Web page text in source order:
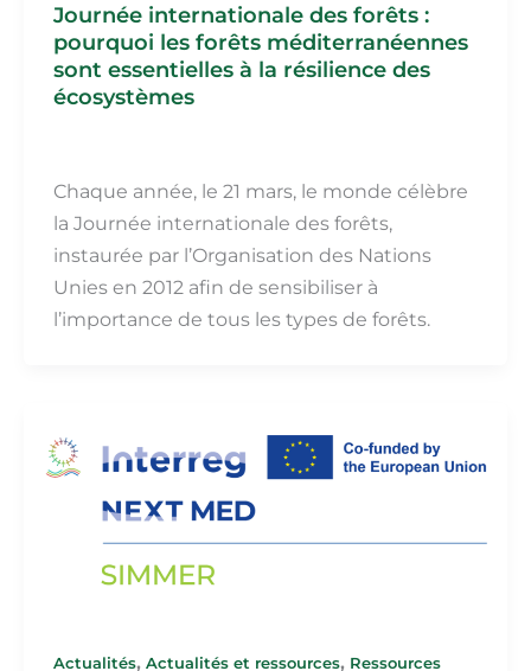
Journée internationale des forêts :
pourquoi les forêts méditerranéennes
sont essentielles à la résilience des
écosystèmes
Chaque année, le 21 mars, le monde célèbre
la Journée internationale des forêts,
instaurée par l’Organisation des Nations
Unies en 2012 afin de sensibiliser à
l’importance de tous les types de forêts.
Actualités, Actualités et ressources, Ressources